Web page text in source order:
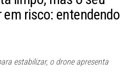
risco: entendendo
estabilizar, o drone apresenta